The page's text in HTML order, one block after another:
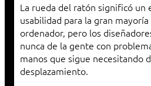
La rueda del ratón significó un
usabilidad para la gran
ordenador, pero los
nunca de la gente con
manos que sigue necesitando
desplazamiento.